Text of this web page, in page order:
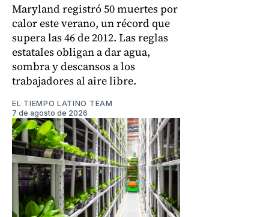
Maryland registró 50 muertes por
calor este verano, un récord que
supera las 46 de 2012. Las reglas
estatales obligan a dar agua,
sombra y descansos a los
trabajadores al aire libre.
EL TIEMPO LATINO TEAM
7 de agosto de 2026